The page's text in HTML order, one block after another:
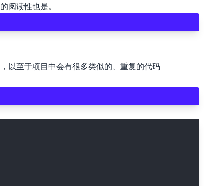
🧚‍♀️ fantasy
🏴 black
阅读性也是。
以至于项目中会有很多类似的、重复的代码